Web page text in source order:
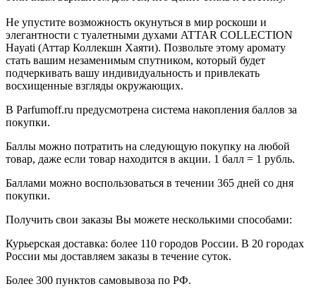
Не упустите возможность окунуться в мир роскоши и
элегантности с туалетными духами ATTAR COLLECTION
Hayati (Аттар Коллекшн Хаяти). Позвольте этому аромату
стать вашим незаменимым спутником, который будет
подчеркивать вашу индивидуальность и привлекать
восхищенные взгляды окружающих.
В Parfumoff.ru предусмотрена система накопления баллов за
покупки.
Баллы можно потратить на следующую покупку на любой
товар, даже если товар находится в акции. 1 балл = 1 рубль.
Баллами можно воспользоваться в течении 365 дней со дня
покупки.
Получить свои заказы Вы можете несколькими способами:
Курьерская доставка: более 110 городов России. В 20 городах
России мы доставляем заказы в течение суток.
Более 300 пунктов самовывоза по РФ.